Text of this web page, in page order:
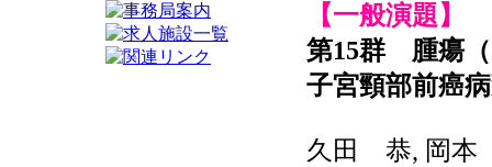
【一般演題】
第15群 腫瘍
子宮頸部前癌
久田 恭, 岡